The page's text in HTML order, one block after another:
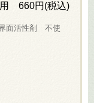
円(税込)
面活性剤 不使